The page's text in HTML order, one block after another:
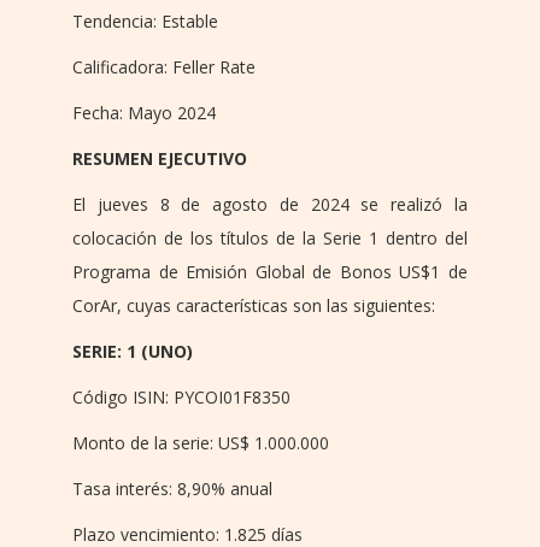
Tendencia: Estable
Calificadora: Feller Rate
Fecha: Mayo 2024
RESUMEN EJECUTIVO
El jueves 8 de agosto de 2024 se realizó la
colocación de los títulos de la Serie 1 dentro del
Programa de Emisión Global de Bonos US$1 de
CorAr, cuyas características son las siguientes:
SERIE: 1 (UNO)
Código ISIN: PYCOI01F8350
Monto de la serie: US$ 1.000.000
Tasa interés: 8,90% anual
Plazo vencimiento: 1.825 días